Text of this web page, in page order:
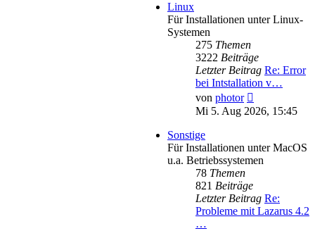
Linux
Für Installationen unter Linux-
Systemen
275 Themen
3222 Beiträge
Letzter Beitrag Re: Error
bei Intstallation v…
von photor
Beitrag
Mi 5. Aug 2026, 15:45
Sonstige
Für Installationen unter MacOS
u.a. Betriebssystemen
78 Themen
821 Beiträge
Letzter Beitrag Re:
Probleme mit Lazarus 4.2
…